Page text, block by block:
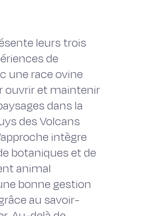
leurs trois
de
une race ovine
ouvrir et maintenir
dans la
des Volcans
intègre
botaniques et de
animal
bonne gestion
au savoir-